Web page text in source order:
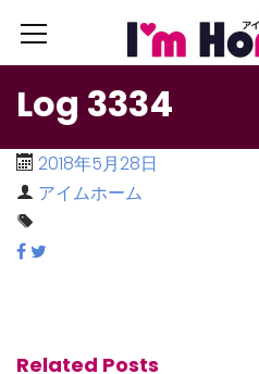
Log 3334
2018年5月28日
アイムホーム
Related Posts